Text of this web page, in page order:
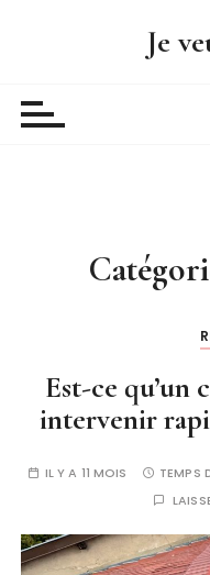
Je
Est-ce qu’un
intervenir
IL Y A 11 MOIS TEMPS